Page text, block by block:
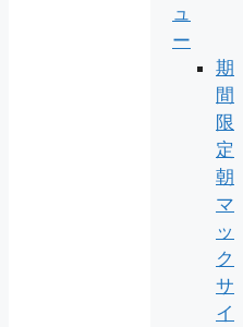
ュ
ー
期
間
限
定
朝
マ
ッ
ク
サ
イ